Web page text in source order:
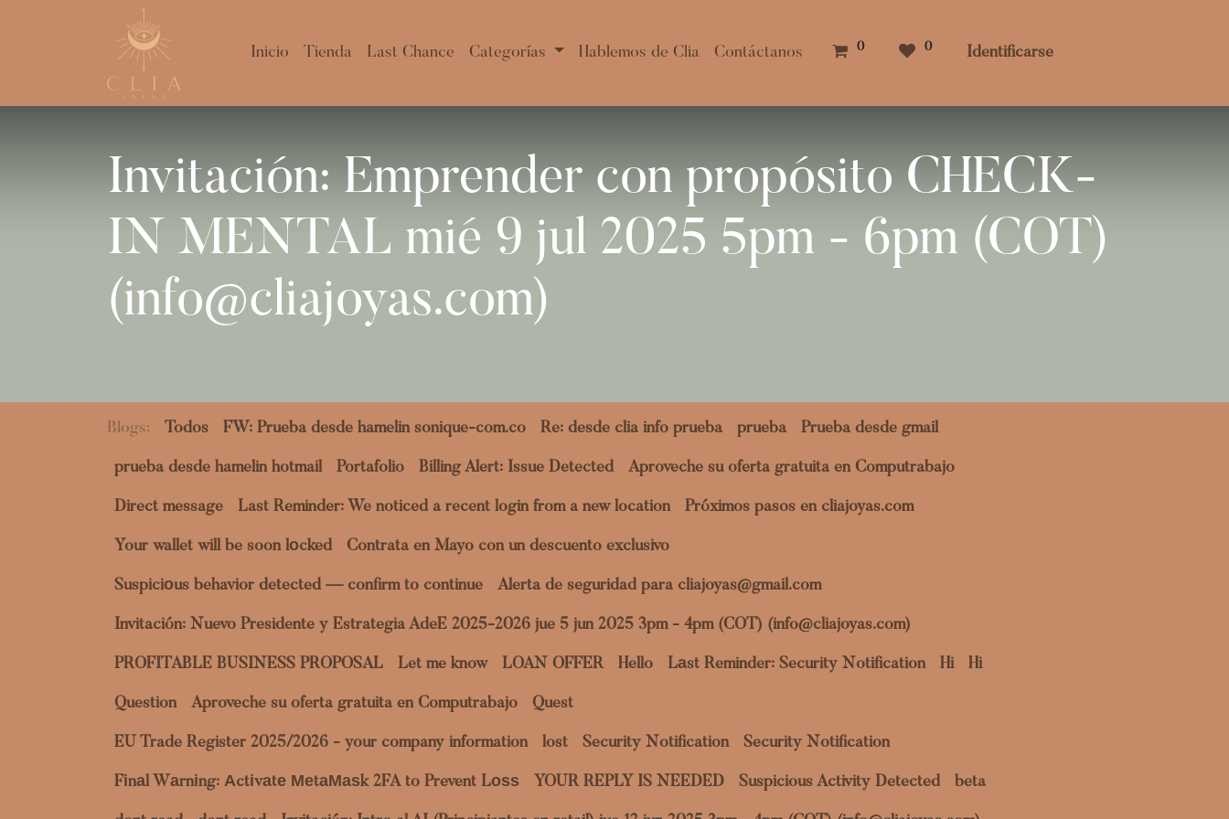
Inicio Tienda Last Chance Categorías Hablemos de Clia Contáctanos 0 0 Identificarse
Invitación: Emprender con propósito CHECK-
IN MENTAL mié 9 jul 2025 5pm - 6pm (COT)
(info@cliajoyas.com)
Blogs: Todos FW: Prueba desde hamelin sonique-com.co Re: desde clia info prueba prueba Prueba desde gmail
prueba desde hamelin hotmail Portafolio Billing Alert: Issue Detected Aproveche su oferta gratuita en Computrabajo
Direct message Last Reminder: We noticed a recent login from a new location Próximos pasos en cliajoyas.com
Your wallet will be soon lоcked Contrata en Mayo con un descuento exclusivo
Suspiciоus behavior detected — confirm to continue Alerta de seguridad para cliajoyas@gmail.com
Invitación: Nuevo Presidente y Estrategia AdeE 2025-2026 jue 5 jun 2025 3pm - 4pm (COT) (info@cliajoyas.com)
PROFITABLE BUSINESS PROPOSAL Let me know LOAN OFFER Hello Lаst Reminder: Security Notification Hi Hi
Question Aproveche su oferta gratuita en Computrabajo Quest
EU Trade Register 2025/2026 - your company information lost Security Notification Security Notification
Fіnаl Wаrnіng: Аctіvаtе МеtаМаѕk 2FA to Prevent Lоѕѕ YOUR REPLY IS NEEDED Suspicious Activity Detected beta